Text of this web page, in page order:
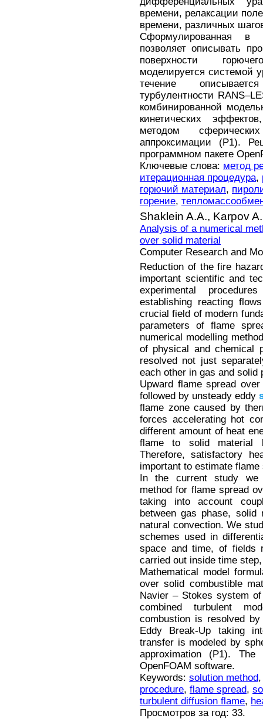
времени, релаксации
времени, различных
Сформулированная в
позволяет описывать
поверхности
моделируется системой
течение
турбулентности
комбинированной
кинетических
методом
аппроксимации (P1).
программном пакете
Ключевые слова: метод
итерационная процедура,
горючий материал,
горение,
Shaklein A.A., Karpov
Analysis of a numerical
over solid material
Computer Research and
Reduction of the fire
important scientific and
experimental
establishing reacting
crucial field of modern
parameters of flame
numerical modelling
of physical and chemical
resolved not just
each other in gas and solid
Upward flame spread
followed by unsteady eddy
flame zone caused by
forces accelerating hot
different amount of heat
flame to solid
Therefore, satisfactory
important to estimate flame
In the current study we
method for flame spread
taking into account
between gas phase,
natural convection. We
schemes used in
space and time, of fields
carried out inside time
Mathematical model
over solid combustible
Navier – Stokes system
combined turbulent
combustion is resolved
Eddy Break-Up taking
transfer is modeled by
approximation (P1).
OpenFOAM software.
Keywords: solution method
procedure, flame spread,
turbulent diffusion flame,
Просмотров за год: 33.